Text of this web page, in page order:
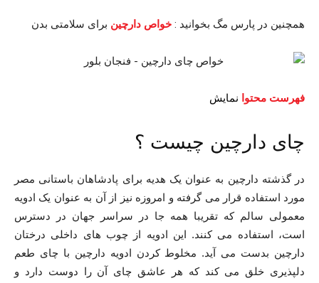
همچنین در پارس مگ بخوانید : خواص دارچین برای سلامتی بدن
فهرست محتوا نمایش
چای دارچین چیست ؟
در گذشته دارچین به عنوان یک هدیه برای پادشاهان باستانی مصر
مورد استفاده قرار می گرفته و امروزه نیز از آن به عنوان یک ادویه
معمولی سالم که تقریبا همه جا در سراسر جهان در دسترس
است، استفاده می کنند. این ادویه از چوب های داخلی درختان
دارچین بدست می آید. مخلوط کردن ادویه دارچین با چای طعم
دلپذیری خلق می کند که هر عاشق چای آن را دوست دارد و